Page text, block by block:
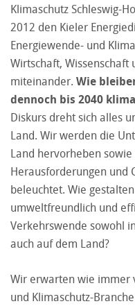
Klimaschutz Schleswig-
2012 den Kieler
Energiewende- und
Wirtschaft,
miteinander. Wie
dennoch bis 2040
Diskurs dreht sich alles
Land. Wir werden die
Land hervorheben
Herausforderungen und
beleuchtet. Wie
umweltfreundlich und
Verkehrswende sowohl
auch auf dem Land?
Wir erwarten wie immer
und Klimaschutz-